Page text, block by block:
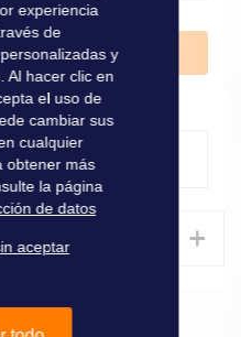
carrito
+
experiencia
de
y
Al hacer clic en
el uso de
cambiar sus
cualquier
obtener más
la página
de datos
aceptar